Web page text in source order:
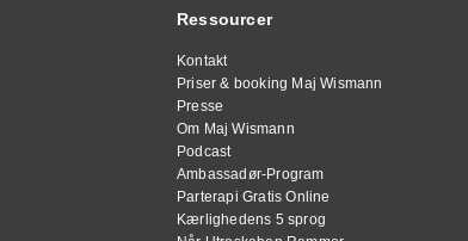
Ressourcer
Kontakt
Priser & booking Maj Wismann
Presse
Om Maj Wismann
Podcast
Ambassadør-Program
Parterapi Gratis Online
Kærlighedens 5 sprog